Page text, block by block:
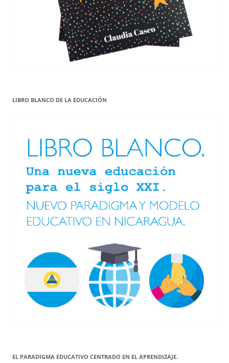
LIBRO BLANCO DE LA EDUCACIÓN
EL PARADIGMA EDUCATIVO CENTRADO EN EL APRENDIZAJE.